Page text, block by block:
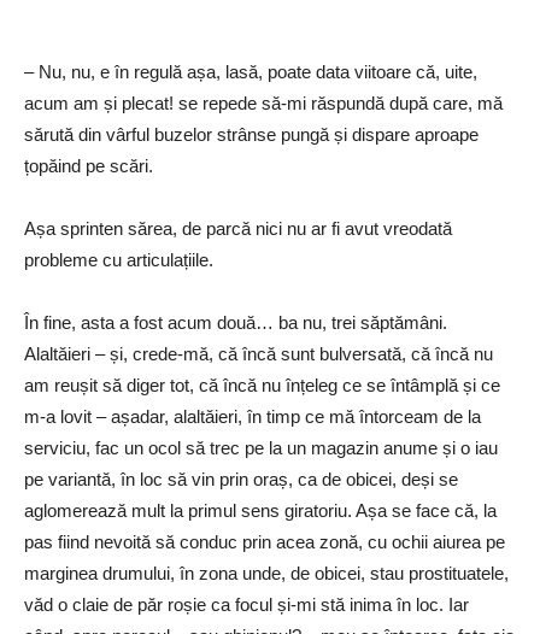
– Nu, nu, e în regulă așa, lasă, poate data viitoare că, uite,
acum am și plecat! se repede să-mi răspundă după care, mă
sărută din vârful buzelor strânse pungă și dispare aproape
țopăind pe scări.
Așa sprinten sărea, de parcă nici nu ar fi avut vreodată
probleme cu articulațiile.
În fine, asta a fost acum două… ba nu, trei săptămâni.
Alaltăieri – și, crede-mă, că încă sunt bulversată, că încă nu
am reușit să diger tot, că încă nu înțeleg ce se întâmplă și ce
m-a lovit – așadar, alaltăieri, în timp ce mă întorceam de la
serviciu, fac un ocol să trec pe la un magazin anume și o iau
pe variantă, în loc să vin prin oraș, ca de obicei, deși se
aglomerează mult la primul sens giratoriu. Așa se face că, la
pas fiind nevoită să conduc prin acea zonă, cu ochii aiurea pe
marginea drumului, în zona unde, de obicei, stau prostituatele,
văd o claie de păr roșie ca focul și-mi stă inima în loc. Iar